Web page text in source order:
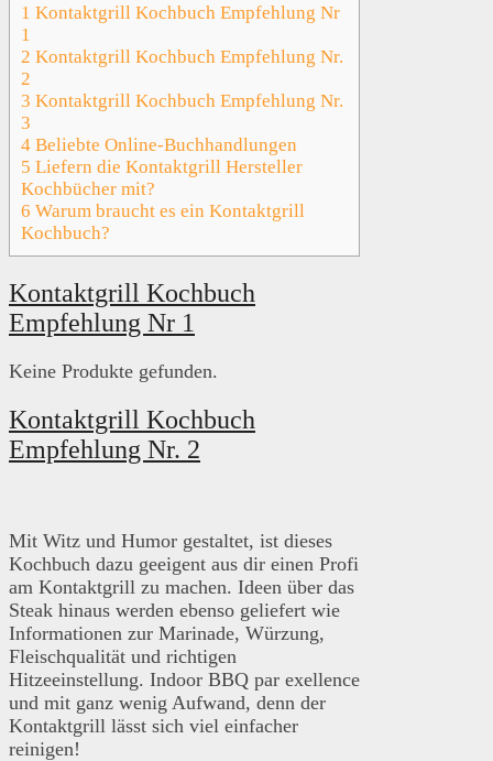
1 Kontaktgrill Kochbuch Empfehlung Nr
1
2 Kontaktgrill Kochbuch Empfehlung Nr.
2
3 Kontaktgrill Kochbuch Empfehlung Nr.
3
4 Beliebte Online-Buchhandlungen
5 Liefern die Kontaktgrill Hersteller
Kochbücher mit?
6 Warum braucht es ein Kontaktgrill
Kochbuch?
Kontaktgrill Kochbuch
Empfehlung Nr 1
Keine Produkte gefunden.
Kontaktgrill Kochbuch
Empfehlung Nr. 2
Mit Witz und Humor gestaltet, ist dieses
Kochbuch dazu geeigent aus dir einen Profi
am Kontaktgrill zu machen. Ideen über das
Steak hinaus werden ebenso geliefert wie
Informationen zur Marinade, Würzung,
Fleischqualität und richtigen
Hitzeeinstellung. Indoor BBQ par exellence
und mit ganz wenig Aufwand, denn der
Kontaktgrill lässt sich viel einfacher
reinigen!